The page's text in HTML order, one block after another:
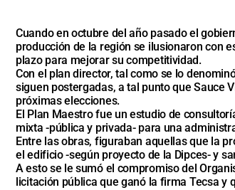
Cuando en octubre del año pasado el
producción de la región se ilusionaron con
plazo para mejorar su competitividad.
Con el plan director, tal como se lo
siguen postergadas, a tal punto que Sauce
próximas elecciones.
El Plan Maestro fue un estudio de
mixta -pública y privada- para una
Entre las obras, figuraban aquellas que la
el edificio -según proyecto de la Dipces- y
A esto se le sumó el compromiso del
licitación pública que ganó la firma Tecsa y